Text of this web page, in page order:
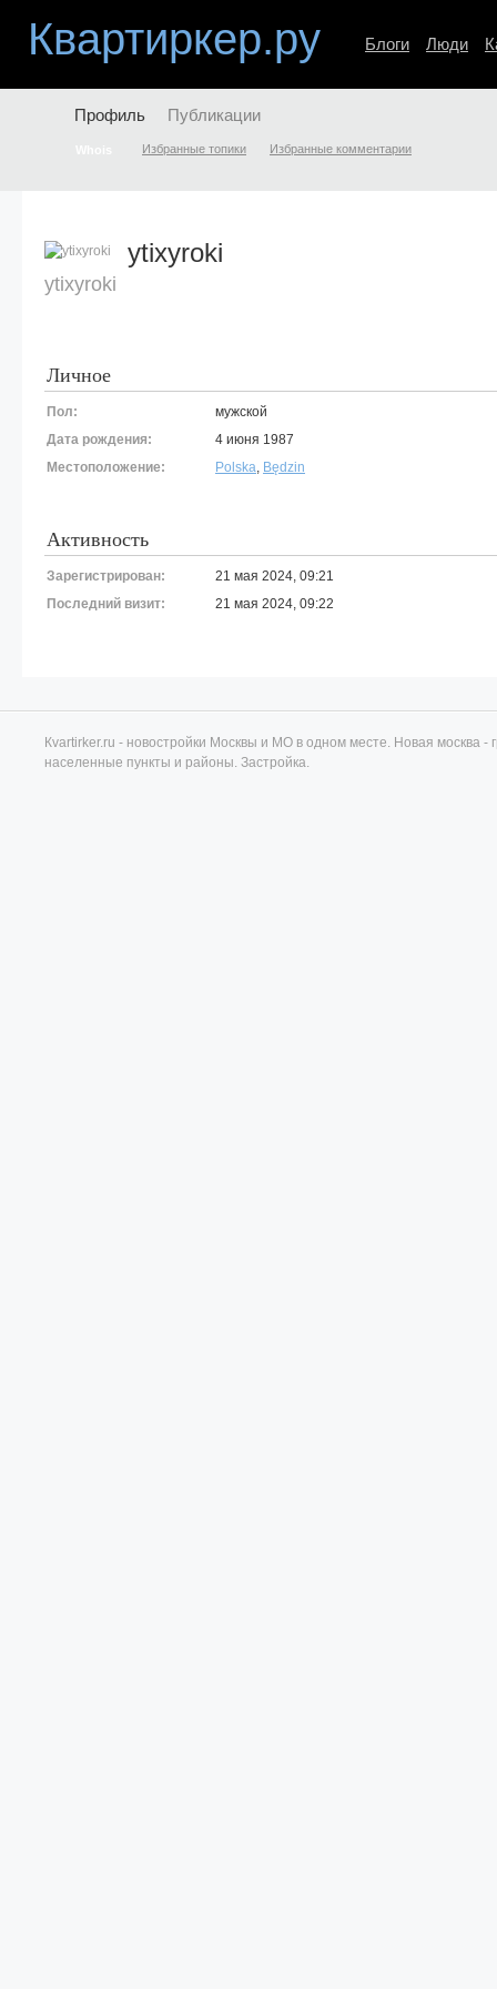
Квартиркер.ру Блоги Люди
Профиль
Избранные топики Избранные комментарии
Публикации
ytixyroki
ytixyroki
Личное
Пол:
мужской
Дата рождения:
4 июня 1987
Местоположение:
Polska, Będzin
Активность
Зарегистрирован:
21 мая 2024, 09:21
Последний визит:
21 мая 2024, 09:22
Кvartirker.ru - новостройки Москвы и МО в одном месте. Новая москва
населенные пункты и районы. Застройка.